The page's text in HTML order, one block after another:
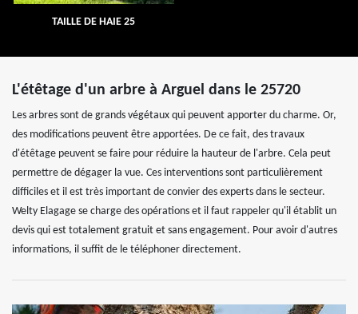
TAILLE DE HAIE 25
L'étêtage d'un arbre à Arguel dans le 25720
Les arbres sont de grands végétaux qui peuvent apporter du charme. Or,
des modifications peuvent être apportées. De ce fait, des travaux
d'étêtage peuvent se faire pour réduire la hauteur de l'arbre. Cela peut
permettre de dégager la vue. Ces interventions sont particulièrement
difficiles et il est très important de convier des experts dans le secteur.
Welty Elagage se charge des opérations et il faut rappeler qu'il établit un
devis qui est totalement gratuit et sans engagement. Pour avoir d'autres
informations, il suffit de le téléphoner directement.